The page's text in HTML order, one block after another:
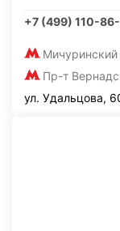
+7 (499) 110-
Мичуринский
Пр-т
ул. Удальцова,